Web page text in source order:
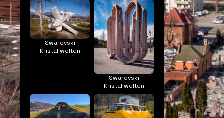
Swarovski
Kristallwelten
Swarovski
Kristallwelten